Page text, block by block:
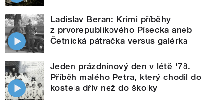
Ladislav Beran: Krimi příběhy
z prvorepublikového Písecka aneb
Četnická pátračka versus galérka
Jeden prázdninový den v létě '78.
Příběh malého Petra, který chodil do
kostela dřív než do školky